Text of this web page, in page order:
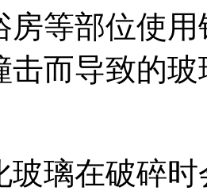
房等部位使
击而导致的
玻璃在破碎